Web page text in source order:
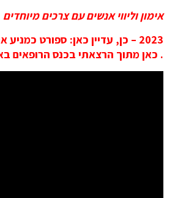
אימון וליווי אנשים עם צרכים מיוחדים
2023 – כן, עדיין כאן: ספורט
. כאן מתוך הרצאתי בכנס הרופאים